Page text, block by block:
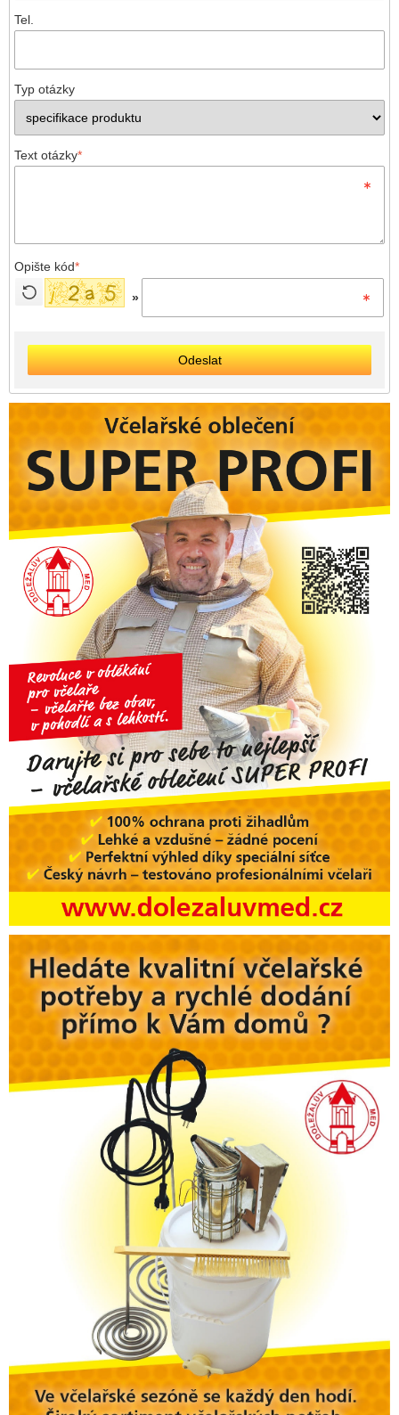
Tel.
Typ otázky
Text otázky*
Opište kód*
»
Odeslat